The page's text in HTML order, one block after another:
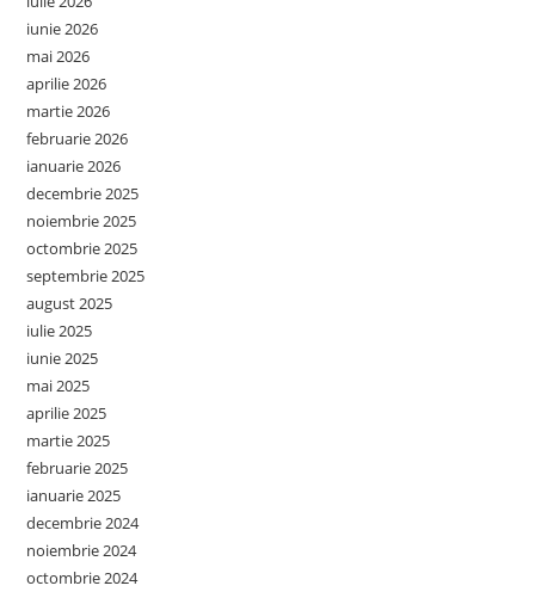
iunie 2026
mai 2026
aprilie 2026
martie 2026
februarie 2026
ianuarie 2026
decembrie 2025
noiembrie 2025
octombrie 2025
septembrie 2025
august 2025
iulie 2025
iunie 2025
mai 2025
aprilie 2025
martie 2025
februarie 2025
ianuarie 2025
decembrie 2024
noiembrie 2024
octombrie 2024